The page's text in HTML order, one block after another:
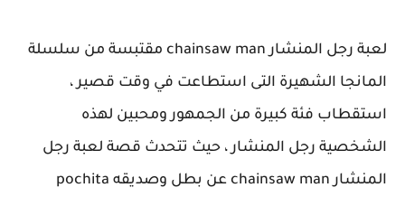
لعبة رجل المنشار chainsaw man مقتبسة من سلسلة
المانجا الشهيرة التى استطاعت في وقت قصير ،
استقطاب فئة كبيرة من الجمهور ومحبين لهذه
الشخصية رجل المنشار ، حيث تتحدث قصة لعبة رجل
المنشار chainsaw man عن بطل وصديقه pochita